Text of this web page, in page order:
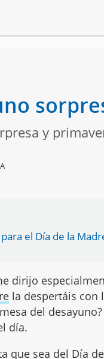
y
el Día de la
dirijo
la despertáis con
del
día.
que sea del Día